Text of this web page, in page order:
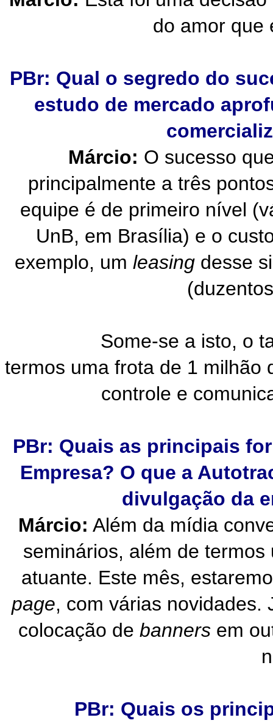
do amor que
PBr: Qual o segredo do
estudo de mercado
Márcio: O sucesso
principalmente a três
equipe é de primeiro nível
UnB, em Brasília) e o
exemplo, um leasingdesse
Some-se a isto, o
termos uma frota de 1 milhão
controle e
PBr: Quais as principais
Empresa? O que a
divulgação da
Márcio: Além da mídia
seminários, além de
atuante. Este mês,
page, com várias novidades.
colocação de bannersem
PBr: Quais os